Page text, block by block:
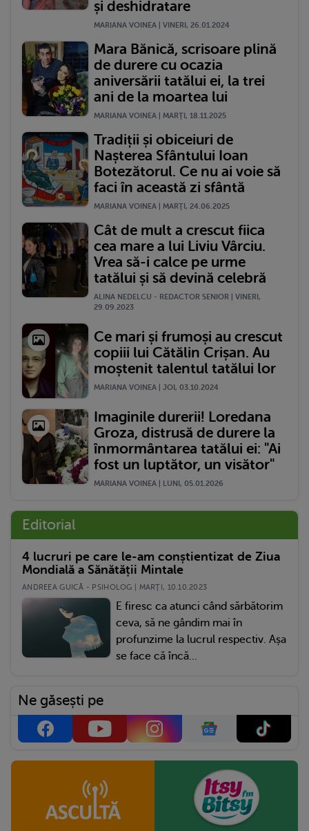
și deshidratare
MARIANA VOINEA | VINERI, 26.01.2024
Mara Bănică, scrisoare plină
de durere cu ocazia
aniversării tatălui ei, la trei
ani de la moartea lui
MARIANA VOINEA | MARŢI, 18.11.2025
Tradiții și obiceiuri de
Nașterea Sfântului Ioan
Botezătorul. Ce nu ai voie să
faci în această zi sfântă
MARIANA VOINEA | MARŢI, 24.06.2025
Cât de mult a crescut fiica
cea mare a lui Liviu Vârciu.
Vrea să-i calce pe urme
tatălui și să devină celebră
ALINA NEDELCU - REDACTOR SENIOR | VINERI,
29.09.2023
Ce mari și frumoși au crescut
copiii lui Cătălin Crișan. Au
moștenit talentul tatălui lor
MARIANA VOINEA | JOI, 03.10.2024
Imaginile durerii! Loredana
Groza, distrusă de durere la
înmormântarea tatălui ei: "Ai
fost un luptător, un visător"
MARIANA VOINEA | LUNI, 05.01.2026
Editorial
4 lucruri pe care le-am conștientizat de Ziua
Mondială a Sănătății Mintale
ANDREEA GUICĂ - PSIHOLOG | MARŢI, 10.10.2023
E firesc ca atunci când sărbătorim
ceva, să ne gândim mai în
profunzime la lucrul respectiv. Așa
se face că încă...
Ne găsești pe